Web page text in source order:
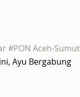
#PON Aceh-Sumut
Ayu Bergabung